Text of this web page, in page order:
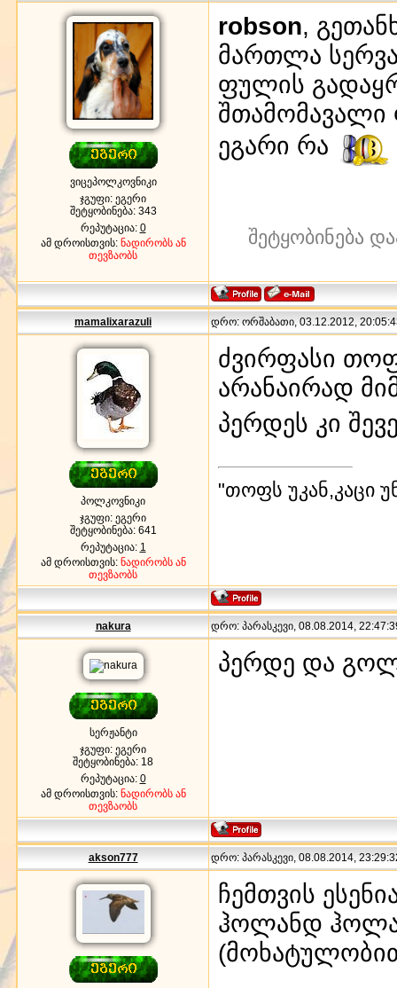
ვიცეპოლკოვნიკი
ჯგუფი: ეგერი
შეტყობინება: 343
რეპუტაცია: 0
ამ დროისთვის: ნადირობს ან
თევზაობს
robson,
მართლა
ფულის
შთამომავალი
ეგარი რა
შეტყობინება
mamalixarazuli დრო: ორშაბათი, 03.12.2012,
პოლკოვნიკი
ჯგუფი: ეგერი
შეტყობინება: 641
რეპუტაცია: 1
ამ დროისთვის: ნადირობს ან
თევზაობს
ძვირფასი
არანაირად
პერდეს კი
"თოფს უკან,კაცი
nakura დრო: პარასკევი, 08.08.2014,
სერჟანტი
ჯგუფი: ეგერი
შეტყობინება: 18
რეპუტაცია: 0
ამ დროისთვის: ნადირობს ან
თევზაობს
პერდე და
akson777 დრო: პარასკევი, 08.08.2014,
ჩემთვის
ჰოლანდ